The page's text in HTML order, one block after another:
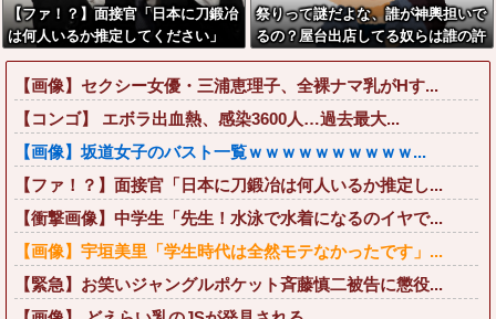
【ファ！？】面接官「日本に刀鍛冶
は何人いるか推定してください」
俺「188人です」 面接官「どうい
う風に考えましたか？」 俺「知っ
てました」→この後『こう』なった
んだがマジで納得いかな
い！！！！！
祭りって謎だよな、誰が神輿担いで
るの？屋台出店してる奴らは誰の許
可を得て商売してるの？
【画像】セクシー女優・三浦恵理子、全裸ナマ乳がHす...
【コンゴ】 エボラ出血熱、感染3600人…過去最大...
【画像】坂道女子のバスト一覧ｗｗｗｗｗｗｗｗｗｗ...
【ファ！？】面接官「日本に刀鍛冶は何人いるか推定し...
【衝撃画像】中学生「先生！水泳で水着になるのイヤで...
【画像】宇垣美里「学生時代は全然モテなかったです」...
【緊急】お笑いジャングルポケット斉藤慎二被告に懲役...